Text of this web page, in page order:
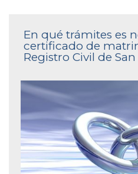
En qué trámites es
certificado de
Registro Civil de